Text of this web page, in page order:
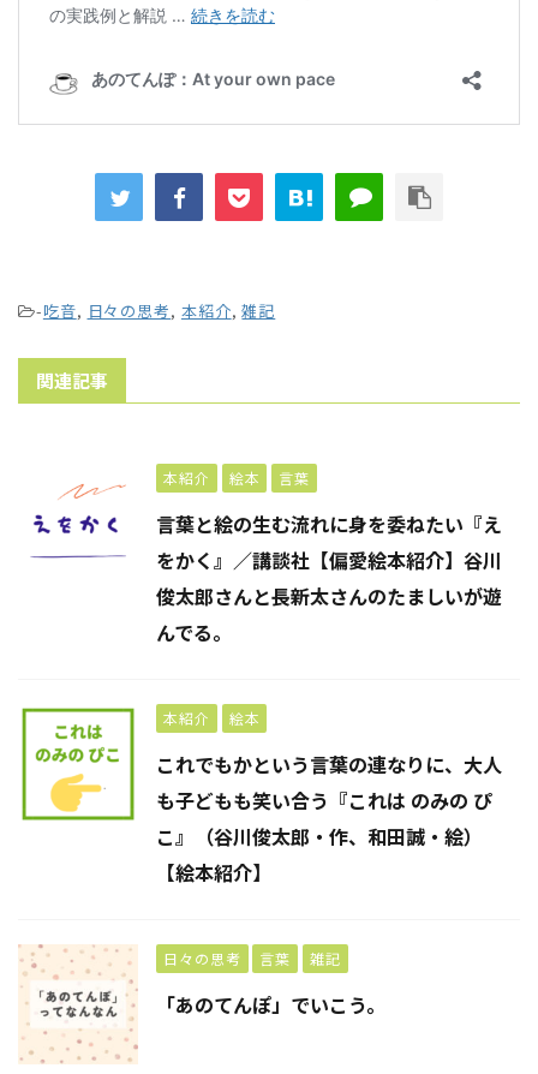
-吃音, 日々の思考, 本紹介,雑記
関連記事
本紹介 絵本 言葉
言葉と絵の生む流れに身を委ねたい『え
をかく』／講談社【偏愛絵本紹介】谷川
俊太郎さんと長新太さんのたましいが遊
んでる。
本紹介 絵本
これでもかという言葉の連なりに、大人
も子どもも笑い合う『これは のみの ぴ
こ』（谷川俊太郎・作、和田誠・絵）
【絵本紹介】
日々の思考 言葉 雑記
「あのてんぽ」でいこう。